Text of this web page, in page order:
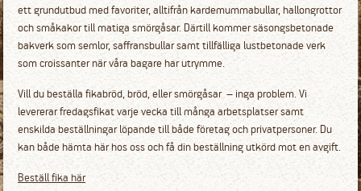
ett grundutbud med favoriter, alltifrån kardemummabullar, hallongrottor
och småkakor till matiga smörgåsar. Därtill kommer säsongsbetonade
bakverk som semlor, saffransbullar samt tillfälliga lustbetonade verk
som croissanter när våra bagare har utrymme.
Vill du beställa fikabröd, bröd, eller smörgåsar – inga problem. Vi
levererar fredagsfikat varje vecka till många arbetsplatser samt
enskilda beställningar löpande till både företag och privatpersoner. Du
kan både hämta här hos oss och få din beställning utkörd mot en avgift.
Beställ fika här